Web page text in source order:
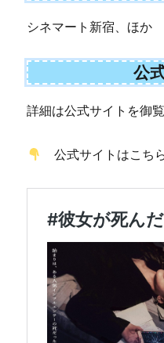
シネマート新宿、ほか
公
詳細は公式サイトを御覧
公式サイトはこち